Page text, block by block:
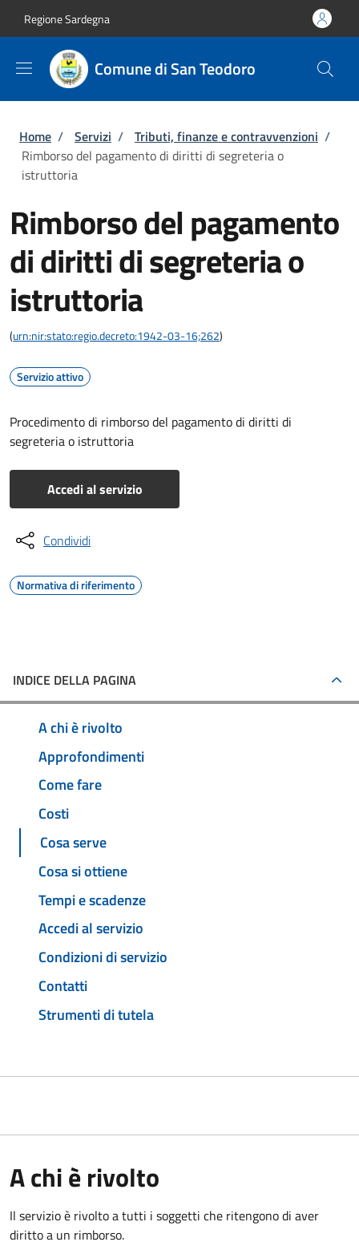
Regione Sardegna
Comune di San Teodoro
Briciole di pane
Home / Servizi / Tributi, finanze e contravvenzioni /
Rimborso del pagamento di diritti di segreteria o
istruttoria
Rimborso del pagamento
di diritti di segreteria o
istruttoria
(urn:nir:stato:regio.decreto:1942-03-16;262)
Servizio attivo
Procedimento di rimborso del pagamento di diritti di
segreteria o istruttoria
Accedi al servizio
Condividi
Normativa di riferimento
INDICE DELLA PAGINA
A chi è rivolto
Approfondimenti
Come fare
Costi
Cosa serve
Cosa si ottiene
Tempi e scadenze
Accedi al servizio
Condizioni di servizio
Contatti
Strumenti di tutela
A chi è rivolto
Il servizio è rivolto a tutti i soggetti che ritengono di aver
diritto a un rimborso.